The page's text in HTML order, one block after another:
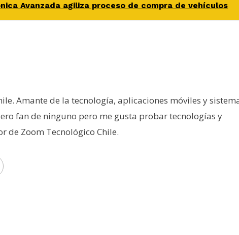
Avanzada agiliza proceso de compra de vehículos
Amante de la tecnología, aplicaciones móviles y
fan de ninguno pero me gusta probar tecnologías y
de Zoom Tecnológico Chile.